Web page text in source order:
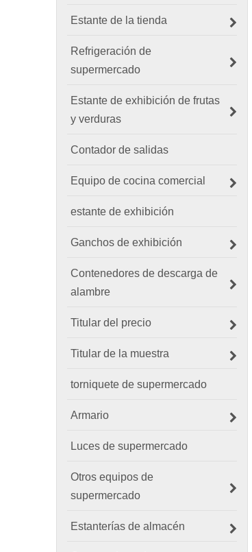
Estante de la tienda
Refrigeración de
supermercado
Estante de exhibición de frutas
y verduras
Contador de salidas
Equipo de cocina comercial
estante de exhibición
Ganchos de exhibición
Contenedores de descarga de
alambre
Titular del precio
Titular de la muestra
torniquete de supermercado
Armario
Luces de supermercado
Otros equipos de
supermercado
Estanterías de almacén